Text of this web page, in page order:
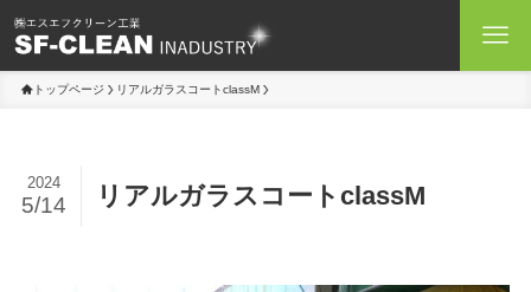
トップページ リアルガラスコートclassM
リアルガラスコートclassM
2024
5/14